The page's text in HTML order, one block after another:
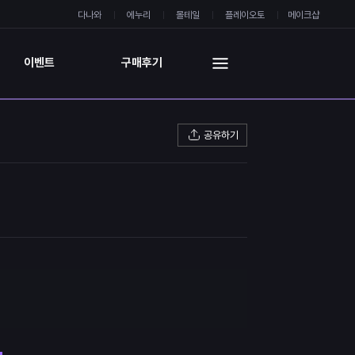
다나와 에누리 몰테일 플레이오토 메이크샵
이벤트 구매후기
공유하기